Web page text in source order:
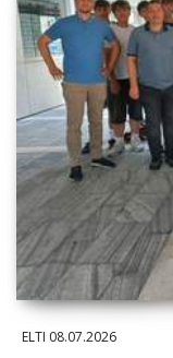
ELTI 08.07.2026